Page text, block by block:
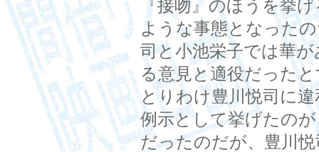
『接吻』のほうを挙
ような事態となった
司と小池栄子では華
る意見と適役だった
とりわけ豊川悦司に
例示として挙げたのが
だったのだが、豊川